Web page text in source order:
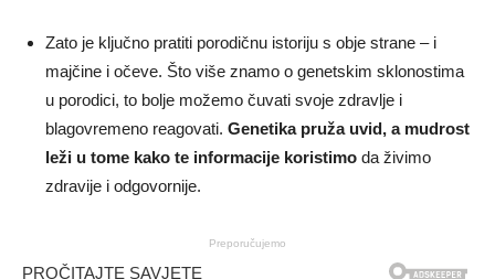
Zato je ključno pratiti porodičnu istoriju s obje strane – i
majčine i očeve. Što više znamo o genetskim sklonostima
u porodici, to bolje možemo čuvati svoje zdravlje i
blagovremeno reagovati. Genetika pruža uvid, a mudrost
leži u tome kako te informacije koristimo da živimo
zdravije i odgovornije.
Preporučujemo